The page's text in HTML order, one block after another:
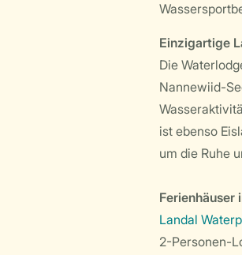
Einzigartige
Die
Nannewiid-
ist ebenso
um die Ruhe
Ferienhäuser
Landal
2-Personen-